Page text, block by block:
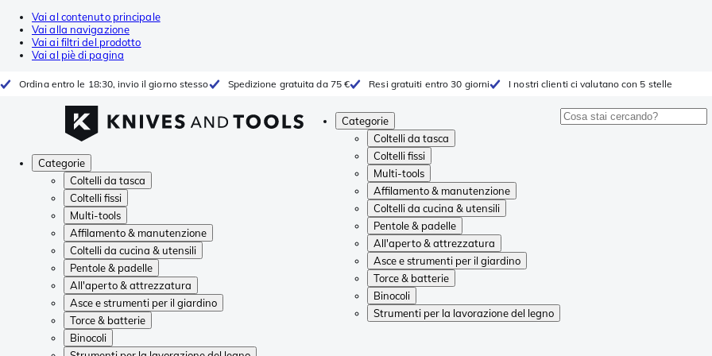
Vai al contenuto principale
Vai alla navigazione
Vai ai filtri del prodotto
Vai al piè di pagina
Ordina entro le 18:30, invio il giorno stesso Spedizione gratuita da 75 € Resi gratuiti entro 30 giorni I nostri clienti ci valutano con 5 stelle
Categorie
Coltelli da tasca
Coltelli fissi
Multi-tools
Affilamento & manutenzione
Coltelli da cucina & utensili
Pentole & padelle
All'aperto & attrezzatura
Asce e strumenti per il giardino
Torce & batterie
Binocoli
Strumenti per la lavorazione del legno
Categorie
Coltelli da tasca
Coltelli fissi
Multi-tools
Affilamento & manutenzione
Coltelli da cucina & utensili
Pentole & padelle
All'aperto & attrezzatura
Asce e strumenti per il giardino
Torce & batterie
Binocoli